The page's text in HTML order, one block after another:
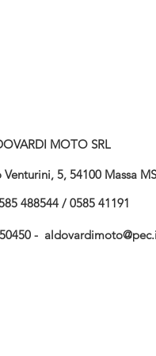
MOTO SRL
5, 54100 Massa
488544 / 0585 41191
-